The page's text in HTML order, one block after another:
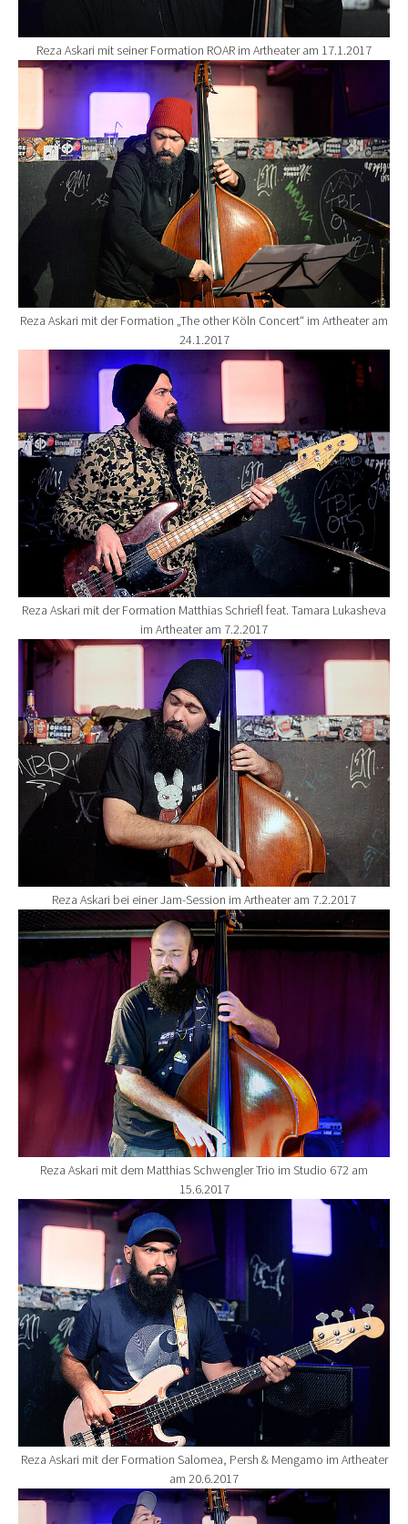
Reza Askari mit seiner Formation ROAR im Artheater am 17.1.2017
Show larger version for:
Reza Askari mit der Formation „The other Köln Concert“ im Artheater am
24.1.2017
Show larger version for:
Reza Askari mit der Formation Matthias Schriefl feat. Tamara Lukasheva
im Artheater am 7.2.2017
Show larger version for:
Reza Askari bei einer Jam-Session im Artheater am 7.2.2017
Show larger version for:
Reza Askari mit dem Matthias Schwengler Trio im Studio 672 am
15.6.2017
Show larger version for:
Reza Askari mit der Formation Salomea, Persh & Mengamo im Artheater
am 20.6.2017
Show larger version for: